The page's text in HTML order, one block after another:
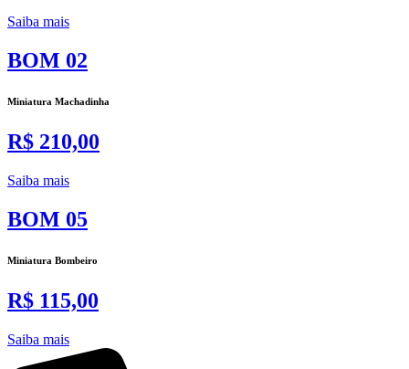
Saiba mais
BOM 02
Miniatura Machadinha
R$ 210,00
Saiba mais
BOM 05
Miniatura Bombeiro
R$ 115,00
Saiba mais